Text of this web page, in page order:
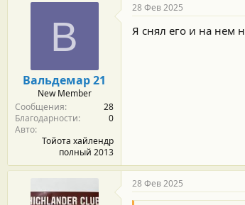
В
Вальдемар 21
New Member
Сообщения
28
Благодарности
0
Авто
Тойота хайлендр
полный 2013
28 Фев 2025
Я снял его и на нем
28 Фев 2025